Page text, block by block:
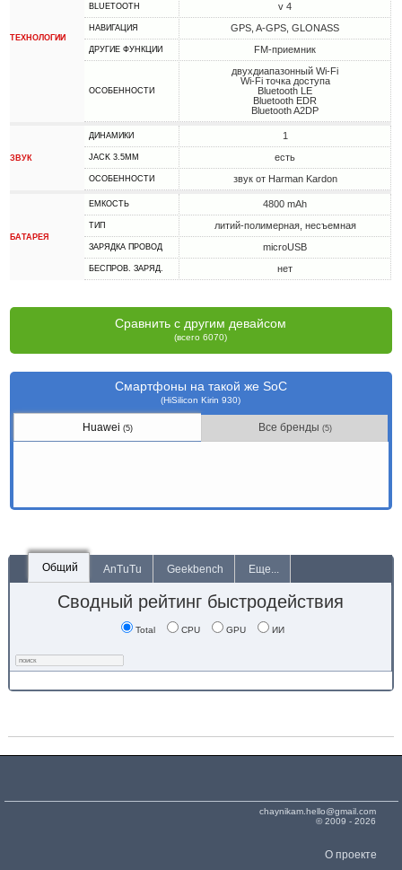
ТЕХНОЛОГИИ
BLUETOOTH v 4
НАВИГАЦИЯ GPS, A-GPS, GLONASS
ДРУГИЕ ФУНКЦИИ FM-приемник
ОСОБЕННОСТИ
двухдиапазонный Wi-Fi
Wi-Fi точка доступа
Bluetooth LE
Bluetooth EDR
Bluetooth A2DP
ЗВУК
ДИНАМИКИ 1
JACK 3.5MM есть
ОСОБЕННОСТИ звук от Harman Kardon
БАТАРЕЯ
ЕМКОСТЬ 4800 mAh
ТИП литий-полимерная, несъемная
ЗАРЯДКА ПРОВОД microUSB
БЕСПРОВ. ЗАРЯД. нет
Сравнить с другим девайсом
(всего 6070)
Смартфоны на такой же SoC
(HiSilicon Kirin 930)
Huawei(5) Все бренды (5)
Общий AnTuTu Geekbench Еще...
Сводный рейтинг быстродействия
Total CPU GPU ИИ
chaynikam.hello@gmail.com
© 2009 - 2026
О проекте